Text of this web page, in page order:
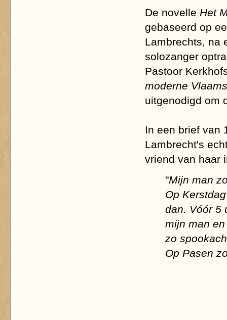
De novelle Het
gebaseerd op
Lambrechts, na
solozanger
Pastoor
moderne
uitgenodigd om
In een brief van
Lambrecht's
vriend van haar
"Mijn man
Op
dan. Vóór 5
mijn man
zo
Op Pasen